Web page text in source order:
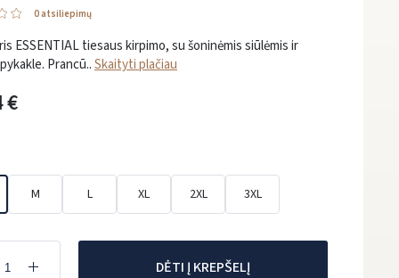
0 atsiliepimų
ESSENTIAL tiesaus kirpimo, su šoninėmis siūlėmis ir
Prancū..Skaityti plačiau
€
M L XL 2XL 3XL
DĖTI Į KREPŠELĮ